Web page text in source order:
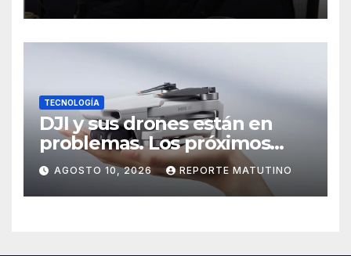
TECNOLOGÍA
DJI y sus drones están en
problemas. Los próximos
modelos podrían ser más
difíciles de volar
AGOSTO 10, 2026 REPORTE MATUTINO